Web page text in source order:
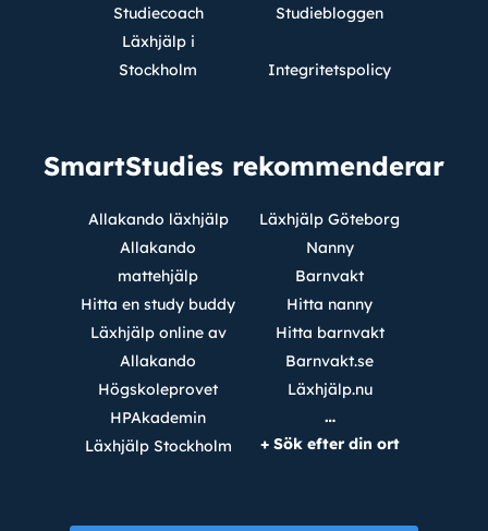
Studiecoach
Läxhjälp i
Stockholm
Studiebloggen
Integritetspolicy
SmartStudies rekommenderar
Allakando läxhjälp
Allakando
mattehjälp
Hitta en study buddy
Läxhjälp online av
Allakando
Högskoleprovet
HPAkademin
Läxhjälp Stockholm
Läxhjälp Göteborg
Nanny
Barnvakt
Hitta nanny
Hitta barnvakt
Barnvakt.se
Läxhjälp.nu
…
+ Sök efter din ort